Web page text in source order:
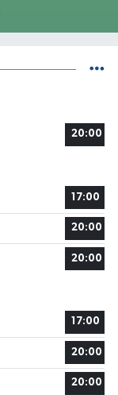
20:00
17:00
20:00
20:00
17:00
20:00
20:00